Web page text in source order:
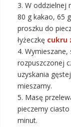
3. W oddzielnej
80 g kakao, 65
proszku do
łyżeczkę cukru
4.
rozpuszczonej
uzyskania
mieszamy.
5. Masę
pieczemy
minut.